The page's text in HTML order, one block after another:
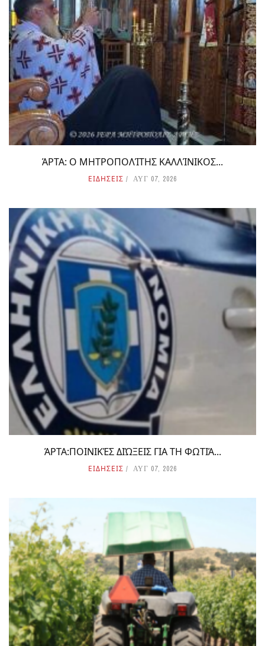
ΆΡΤΑ: Ο ΜΗΤΡΟΠΟΛΊΤΗΣ ΚΑΛΛΊΝΙΚΟΣ...
ΕΙΔΗΣΕΙΣ ΑΥΓ 07, 2026
ΆΡΤΑ:ΠΟΙΝΙΚΈΣ ΔΙΏΞΕΙΣ ΓΙΑ ΤΗ ΦΩΤΙΆ...
ΕΙΔΗΣΕΙΣ ΑΥΓ 07, 2026